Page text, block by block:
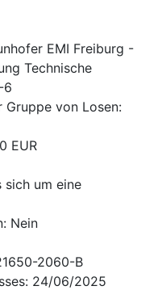
EMI Freiburg -
Technische
6
Gruppe von Losen:
EUR
sich um eine
: Nein
2060-B
: 24/06/2025